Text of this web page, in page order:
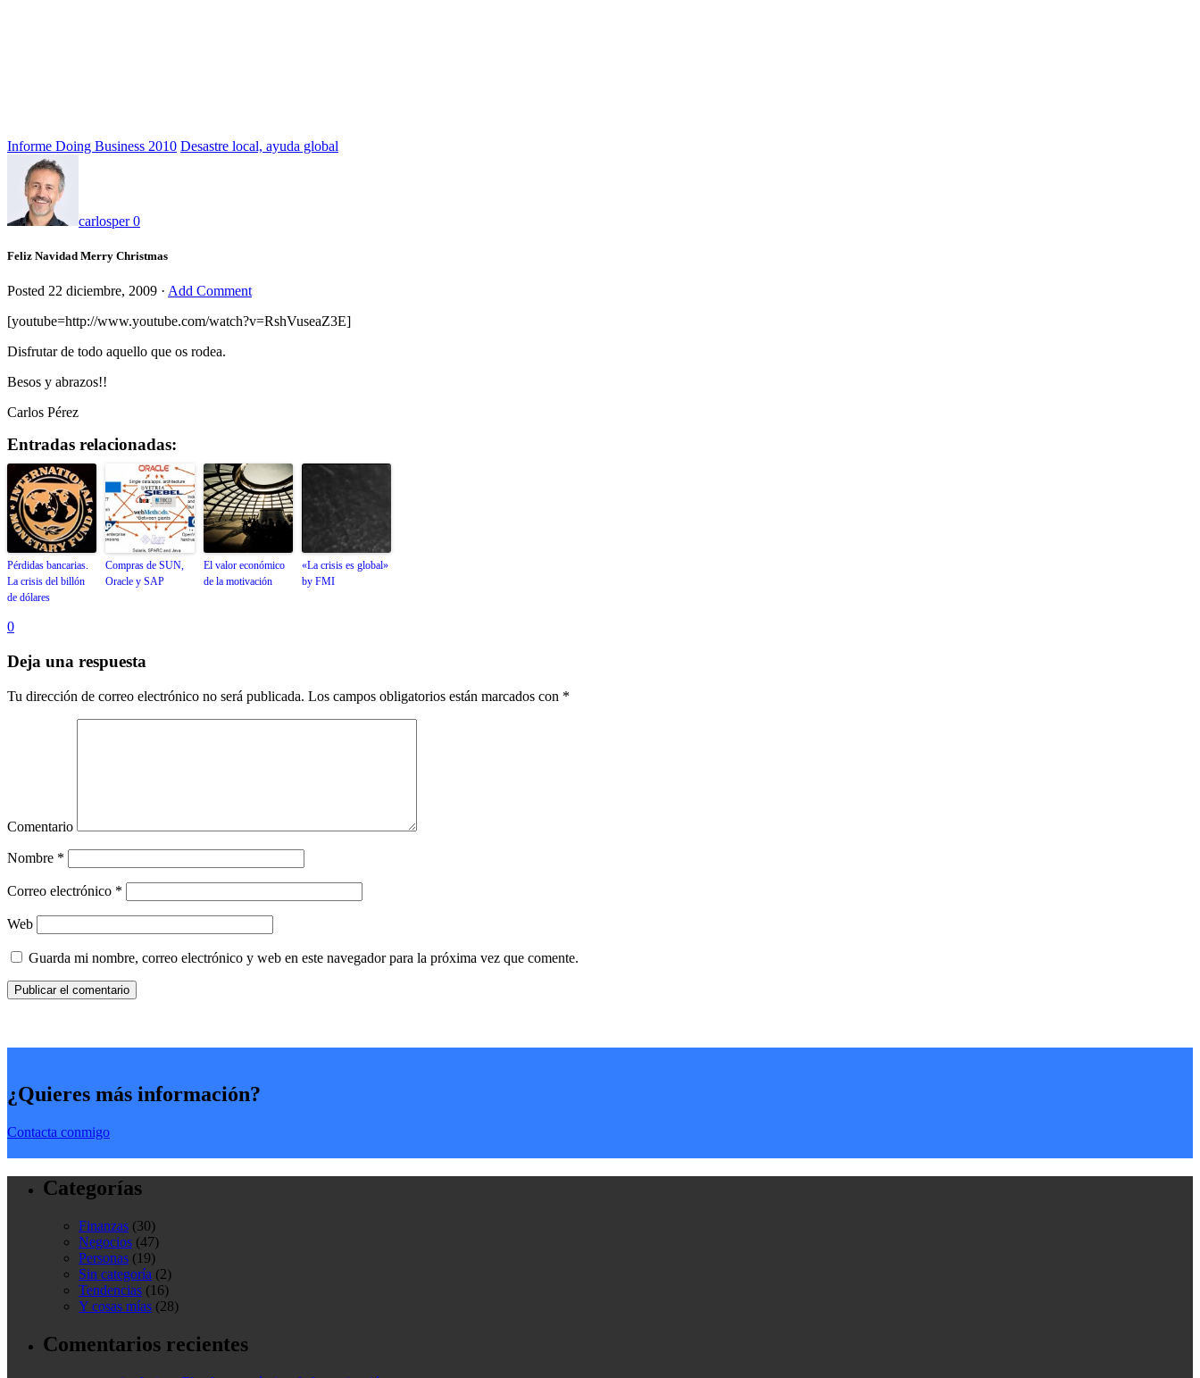
Informe Doing Business 2010 Desastre local, ayuda global
carlosper 0
Feliz Navidad Merry Christmas
Posted 22 diciembre, 2009 · Add Comment
[youtube=http://www.youtube.com/watch?v=RshVuseaZ3E]
Disfrutar de todo aquello que os rodea.
Besos y abrazos!!
Carlos Pérez
Entradas relacionadas:
Pérdidas bancarias.
La crisis del billón
de dólares
Compras de SUN,
Oracle y SAP
El valor económico
de la motivación
«La crisis es global»
by FMI
0
Deja una respuesta
Tu dirección de correo electrónico no será publicada. Los campos obligatorios están marcados con *
Comentario
Nombre *
Correo electrónico *
Web
Guarda mi nombre, correo electrónico y web en este navegador para la próxima vez que comente.
¿Quieres más información?
Contacta conmigo
Categorías
Finanzas (30)
Negocios (47)
Personas (19)
Sin categoría (2)
Tendencias (16)
Y cosas mías (28)
Comentarios recientes